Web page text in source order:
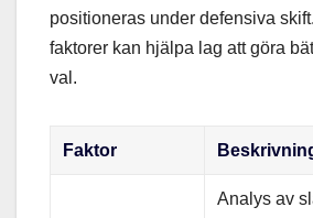
positioneras under defensiva
faktorer kan hjälpa lag att göra
val.
Faktor
Analys av